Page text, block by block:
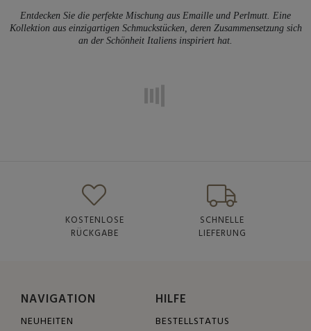
Entdecken Sie die perfekte Mischung aus Emaille und Perlmutt. Eine
Kollektion aus einzigartigen Schmuckstücken, deren Zusammensetzung sich
an der Schönheit Italiens inspiriert hat.
KOSTENLOSE
RÜCKGABE
SCHNELLE
LIEFERUNG
NAVIGATION
NEUHEITEN
HILFE
BESTELLSTATUS